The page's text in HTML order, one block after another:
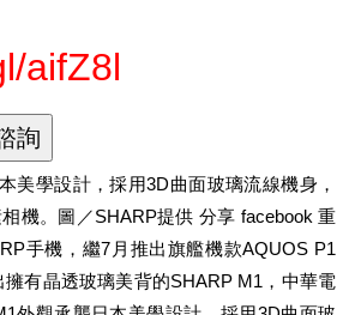
aifZ8l
美學設計，採用3D曲面玻璃流線機身，
機。圖／SHARP提供 分享 facebook 重
手機，繼7月推出旗艦機款AQUOS P1
有晶透玻璃美背的SHARP M1，中華電